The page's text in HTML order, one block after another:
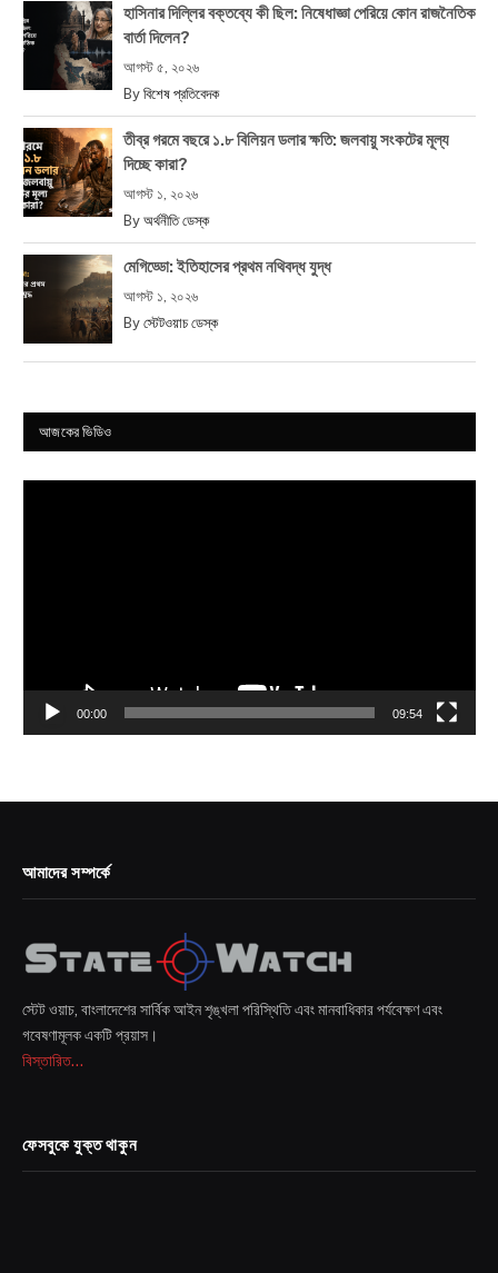
হাসিনার দিল্লির বক্তব্যে কী ছিল: নিষেধাজ্ঞা পেরিয়ে কোন রাজনৈতিক
বার্তা দিলেন?
আগস্ট ৫, ২০২৬
By বিশেষ প্রতিবেদক
তীব্র গরমে বছরে ১.৮ বিলিয়ন ডলার ক্ষতি: জলবায়ু সংকটের মূল্য
দিচ্ছে কারা?
আগস্ট ১, ২০২৬
By অর্থনীতি ডেস্ক
মেগিড্ডো: ইতিহাসের প্রথম নথিবদ্ধ যুদ্ধ
আগস্ট ১, ২০২৬
By স্টেটওয়াচ ডেস্ক
আজকের ভিডিও
00:00 09:54
আমাদের সম্পর্কে
স্টেট ওয়াচ, বাংলাদেশের সার্বিক আইন শৃঙ্খলা পরিস্থিতি এবং মানবাধিকার পর্যবেক্ষণ এবং
গবেষণামূলক একটি প্রয়াস।
বিস্তারিত...
ফেসবুকে যুক্ত থাকুন